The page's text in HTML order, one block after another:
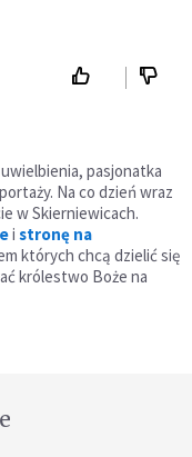
pasjonatka
Na co dzień wraz
w Skierniewicach.
i stronę na
których chcą dzielić się
królestwo Boże na